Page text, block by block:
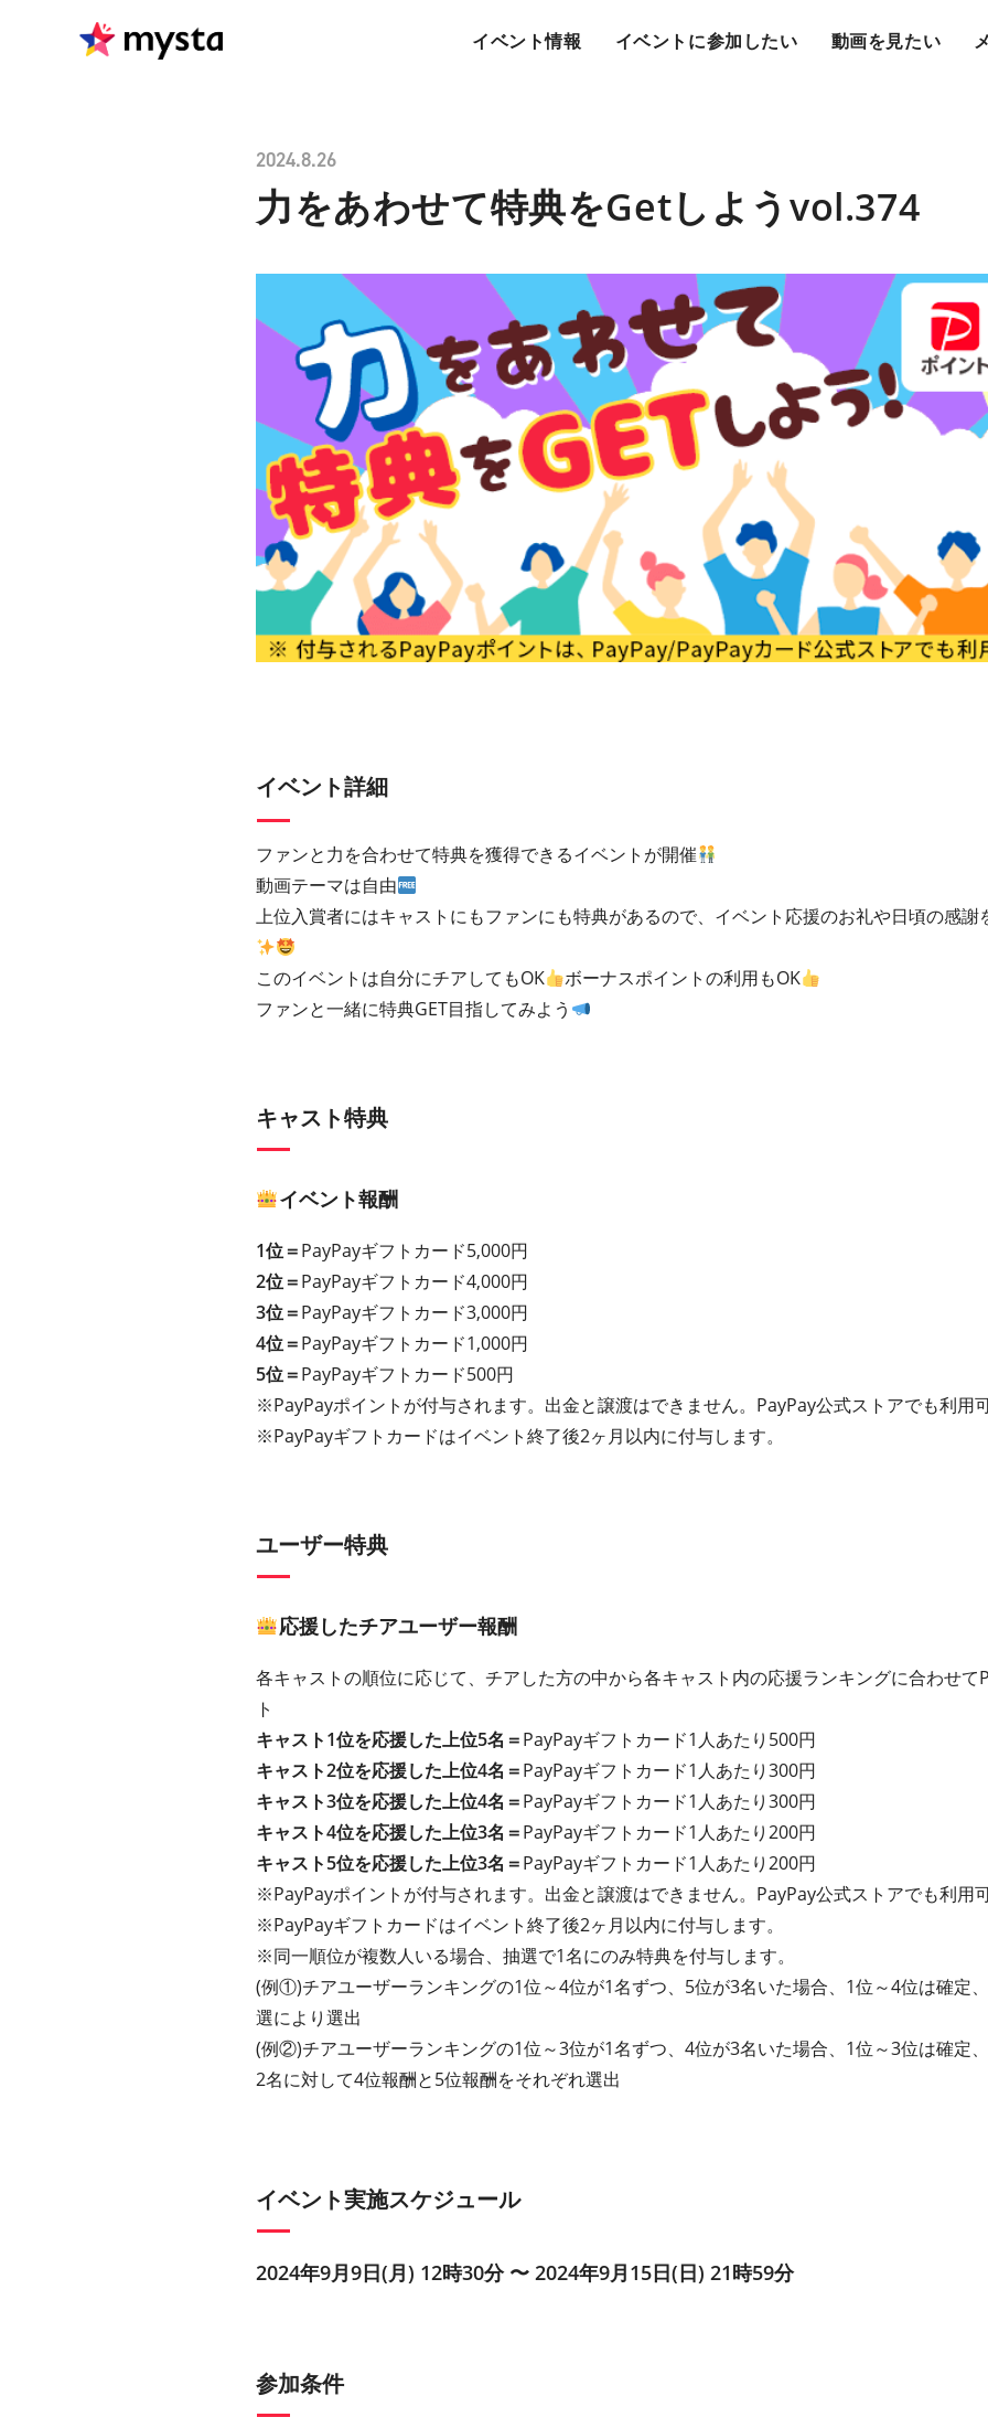
イベント情報 イベントに参加したい 動画を見たい
2024.8.26
力をあわせて特典をGetしようvol.374
イベント詳細
ファンと力を合わせて特典を獲得できるイベントが開催
動画テーマは自由
上位入賞者にはキャストにもファンにも特典があるので、イベント応援のお礼や日頃の感謝
このイベントは自分にチアしてもOK
ボーナスポイントの利用もOK
ファンと一緒に特典GET目指してみよう
キャスト特典
イベント報酬
1位＝PayPayギフトカード5,000円
2位＝PayPayギフトカード4,000円
3位＝PayPayギフトカード3,000円
4位＝PayPayギフトカード1,000円
5位＝PayPayギフトカード500円
※PayPayポイントが付与されます。出金と譲渡はできません。PayPay公式ストアでも利用可
※PayPayギフトカードはイベント終了後2ヶ月以内に付与します。
ユーザー特典
応援したチアユーザー報酬
各キャストの順位に応じて、チアした方の中から各キャスト内の応援ランキングに合わせて
ト
キャスト1位を応援した上位5名＝PayPayギフトカード1人あたり500円
キャスト2位を応援した上位4名＝PayPayギフトカード1人あたり300円
キャスト3位を応援した上位4名＝PayPayギフトカード1人あたり300円
キャスト4位を応援した上位3名＝PayPayギフトカード1人あたり200円
キャスト5位を応援した上位3名＝PayPayギフトカード1人あたり200円
※PayPayポイントが付与されます。出金と譲渡はできません。PayPay公式ストアでも利用可
※PayPayギフトカードはイベント終了後2ヶ月以内に付与します。
※同一順位が複数人いる場合、抽選で1名にのみ特典を付与します。
(例①)チアユーザーランキングの1位～4位が1名ずつ、5位が3名いた場合、1位～4位は確定
選により選出
(例②)チアユーザーランキングの1位～3位が1名ずつ、4位が3名いた場合、1位～3位は確定
2名に対して4位報酬と5位報酬をそれぞれ選出
イベント実施スケジュール
2024年9月9日(月) 12時30分 〜 2024年9月15日(日) 21時59分
参加条件